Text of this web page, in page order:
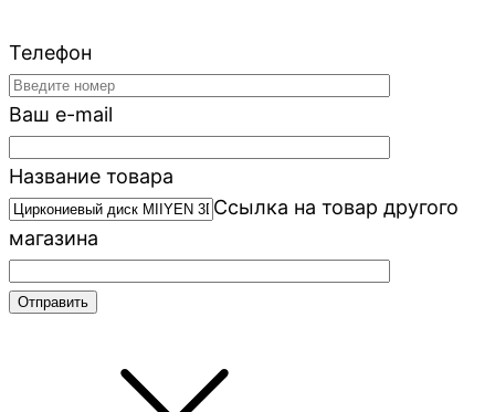
Телефон
Ваш e-mail
Название товара
Ссылка на товар другого
магазина